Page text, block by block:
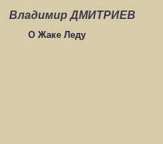
Владимир ДМИТРИЕВ
О Жаке Леду